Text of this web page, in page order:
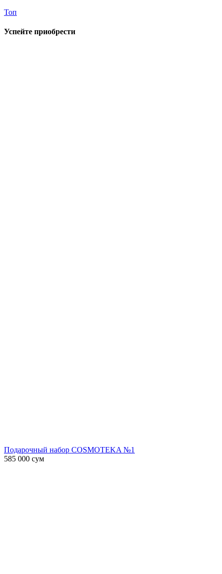
Топ
Успейте приобрести
Подарочный набор COSMOTEKA №1
585 000 сум